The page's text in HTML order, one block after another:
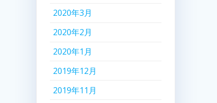
2020年3月
2020年2月
2020年1月
2019年12月
2019年11月